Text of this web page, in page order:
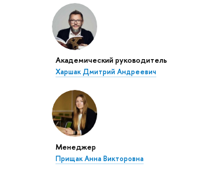
Академический руководитель
Харшак Дмитрий Андреевич
Менеджер
Прищак Анна Викторовна